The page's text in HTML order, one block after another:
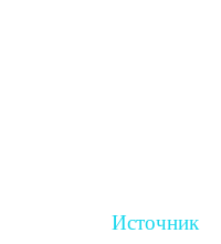
Источник